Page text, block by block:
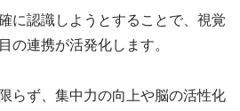
に認識しようとすることで、視覚
の連携が活発化します。
らず、集中力の向上や脳の活性化